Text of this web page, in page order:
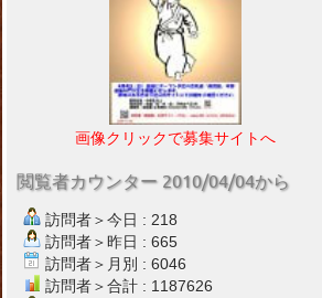
画像クリックで募集サイトへ
閲覧者カウンター 2010/04/04から
訪問者＞今日 : 218
訪問者＞昨日 : 665
訪問者＞月別 : 6046
訪問者＞合計 : 1187626